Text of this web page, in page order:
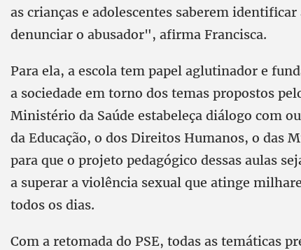
as crianças e adolescentes saberem
denunciar o abusador", afirma Francisca.
Para ela, a escola tem papel aglutinador e
a sociedade em torno dos temas propostos
Ministério da Saúde estabeleça diálogo com
da Educação, o dos Direitos Humanos, o das
para que o projeto pedagógico dessas aulas
a superar a violência sexual que atinge
todos os dias.
Com a retomada do PSE, todas as temáticas